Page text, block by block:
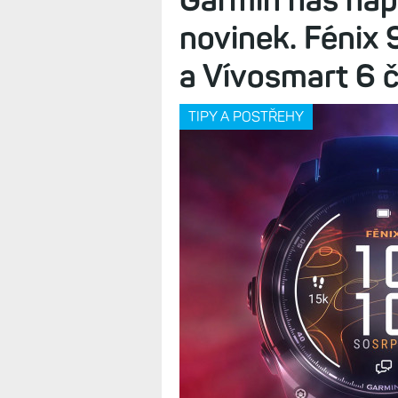
novinek. Fénix
a Vívosmart 6
TIPY A POSTŘEHY